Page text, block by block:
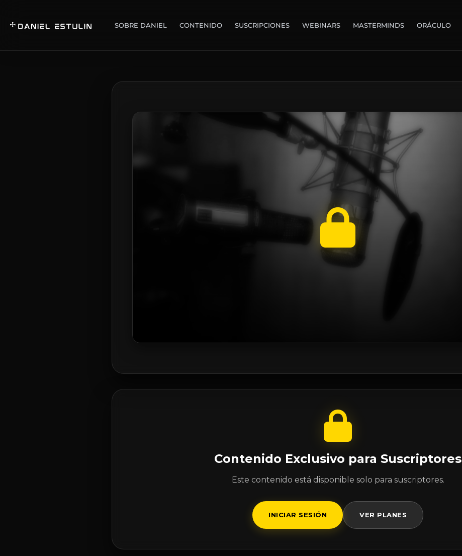
SOBRE DANIEL CONTENIDO SUSCRIPCIONES WEBINARS MASTERMINDS ORÁCULO
Contenido Exclusivo para Suscriptores
Este contenido está disponible solo para suscriptores.
INICIAR SESIÓN VER PLANES